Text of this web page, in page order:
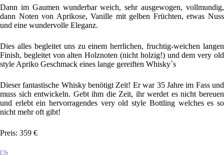
Dann im Gaumen wunderbar weich, sehr ausgewogen, vollmundig,
dann Noten von Aprikose, Vanille mit gelben Früchten, etwas Nuss
und eine wundervolle Eleganz.
Dies alles begleitet uns zu einem herrlichen, fruchtig-weichen langen
Finish, begleitet von alten Holznoten (nicht holzig!) und dem very old
style Apriko Geschmack eines lange gereiften Whisky´s
Dieser fantastische Whisky benötigt Zeit! Er war 35 Jahre im Fass und
muss sich entwickeln. Gebt ihm die Zeit, ihr werdet es nicht bereuen
und erlebt ein hervorragendes very old style Bottling welches es so
nicht mehr oft gibt!
Preis: 359 €